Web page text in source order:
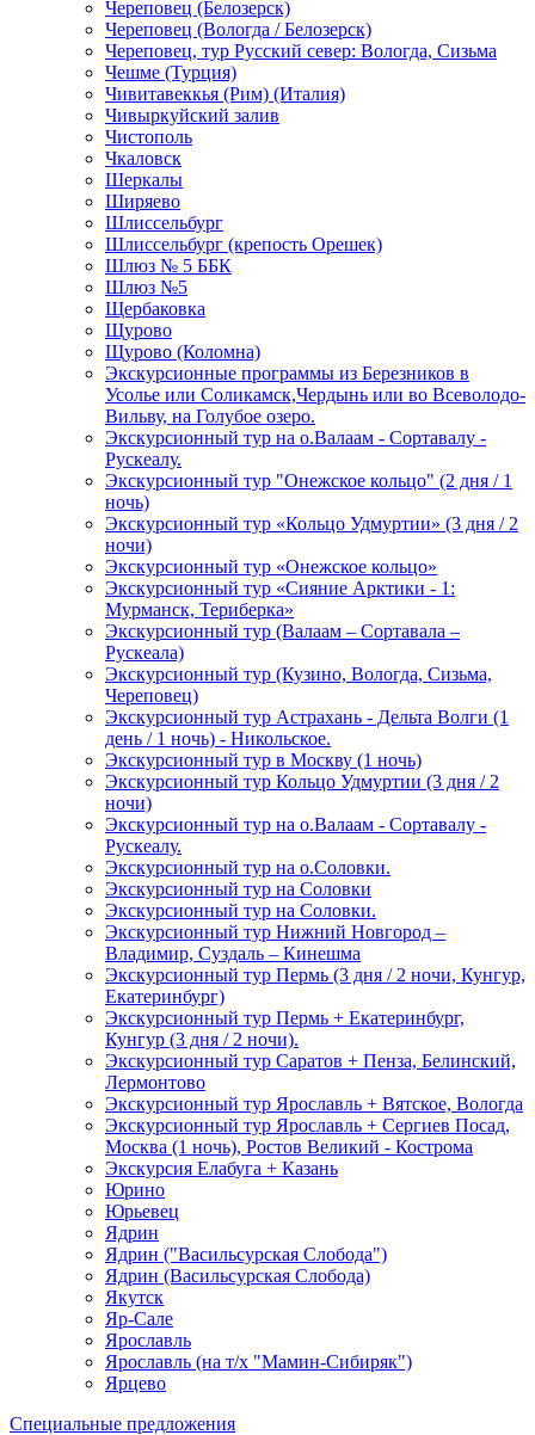
Череповец (Белозерск)
Череповец (Вологда / Белозерск)
Череповец, тур Русский север: Вологда, Сизьма
Чешме (Турция)
Чивитавеккья (Рим) (Италия)
Чивыркуйский залив
Чистополь
Чкаловск
Шеркалы
Ширяево
Шлиссельбург
Шлиссельбург (крепость Орешек)
Шлюз № 5 ББК
Шлюз №5
Щербаковка
Щурово
Щурово (Коломна)
Экскурсионные программы из Березников в
Усолье или Соликамск,Чердынь или во Всеволодо-
Вильву, на Голубое озеро.
Экскурсионный тур на о.Валаам - Сортавалу -
Рускеалу.
Экскурсионный тур "Онежское кольцо" (2 дня / 1
ночь)
Экскурсионный тур «Кольцо Удмуртии» (3 дня / 2
ночи)
Экскурсионный тур «Онежское кольцо»
Экскурсионный тур «Сияние Арктики - 1:
Мурманск, Териберка»
Экскурсионный тур (Валаам – Сортавала –
Рускеала)
Экскурсионный тур (Кузино, Вологда, Сизьма,
Череповец)
Экскурсионный тур Астрахань - Дельта Волги (1
день / 1 ночь) - Никольское.
Экскурсионный тур в Москву (1 ночь)
Экскурсионный тур Кольцо Удмуртии (3 дня / 2
ночи)
Экскурсионный тур на о.Валаам - Сортавалу -
Рускеалу.
Экскурсионный тур на о.Соловки.
Экскурсионный тур на Соловки
Экскурсионный тур на Соловки.
Экскурсионный тур Нижний Новгород –
Владимир, Суздаль – Кинешма
Экскурсионный тур Пермь (3 дня / 2 ночи, Кунгур,
Екатеринбург)
Экскурсионный тур Пермь + Екатеринбург,
Кунгур (3 дня / 2 ночи).
Экскурсионный тур Саратов + Пенза, Белинский,
Лермонтово
Экскурсионный тур Ярославль + Вятское, Вологда
Экскурсионный тур Ярославль + Сергиев Посад,
Москва (1 ночь), Ростов Великий - Кострома
Экскурсия Елабуга + Казань
Юрино
Юрьевец
Ядрин
Ядрин ("Васильсурская Слобода")
Ядрин (Васильсурская Слобода)
Якутск
Яр-Сале
Ярославль
Ярославль (на т/х "Мамин-Сибиряк")
Ярцево
Специальные предложения